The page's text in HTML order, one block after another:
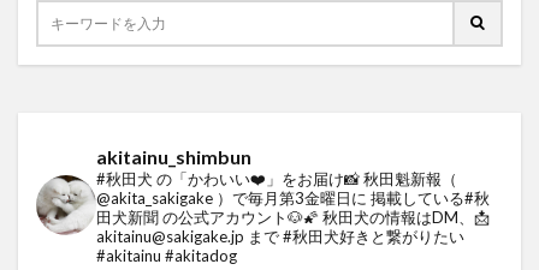
akitainu_shimbun
#秋田犬 の「かわいい❤️」をお届け📸秋田魁新報（
@akita_sakigake ）で毎月第3金曜日に 掲載している#秋
田犬新聞 の公式アカウント🐶🌠 秋田犬の情報はDM、📩
akitainu@sakigake.jp まで#秋田犬好きと繋がりたい
#akitainu #akitadog